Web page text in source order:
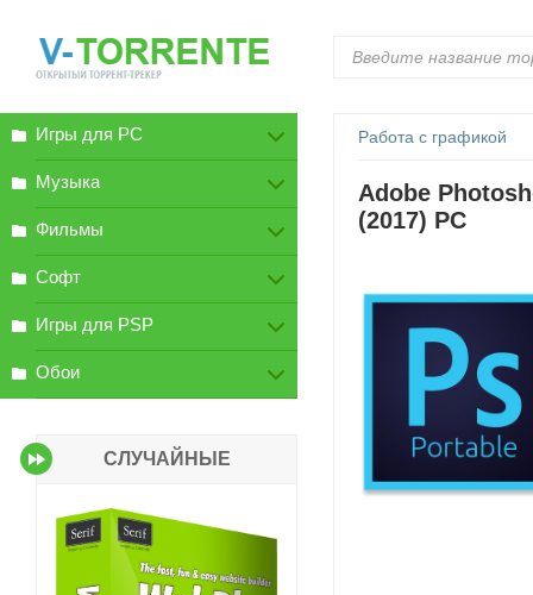
Работа с графикой
Adobe
(2017) PC
Игры для PC
Музыка
Фильмы
Софт
Игры для PSP
Обои
СЛУЧАЙНЫЕ